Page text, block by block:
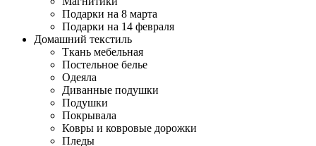
Подарки на 8 марта
Подарки на 14 февраля
Домашний текстиль
Ткань мебельная
Постельное белье
Одеяла
Диванные подушки
Подушки
Покрывала
Ковры и ковровые дорожки
Пледы